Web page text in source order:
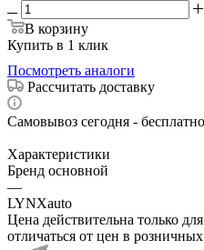
В корзину
Купить в 1 клик
Посмотреть аналоги
Рассчитать доставку
Самовывоз сегодня - бесплатно
Характеристики
Бренд основной
—
LYNXauto
Цена действительна только
отличаться от цен в